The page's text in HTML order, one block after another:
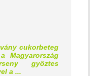
cukorbeteg
Magyarország
győztes
a ...